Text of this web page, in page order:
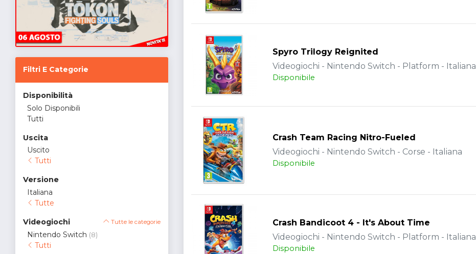
Filtri E Categorie
Disponibilità
Solo Disponibili
Tutti
Uscita
Uscito
Tutti
Versione
Italiana
Tutte
Videogiochi Tutte le categorie
Nintendo Switch (8)
Tutti
Spyro Trilogy Reignited
Videogiochi - Nintendo Switch - Platform - Italiana
Disponibile
Crash Team Racing Nitro-Fueled
Videogiochi - Nintendo Switch - Corse - Italiana
Disponibile
Crash Bandicoot 4 - It's About Time
Videogiochi - Nintendo Switch - Platform - Italiana
Disponibile